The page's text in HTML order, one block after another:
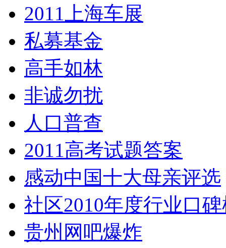
2011上海车展
私募基金
高手如林
非诚勿扰
人口普查
2011高考试题答案
感动中国十大母亲评选
社区2010年度行业口
贵州网吧爆炸